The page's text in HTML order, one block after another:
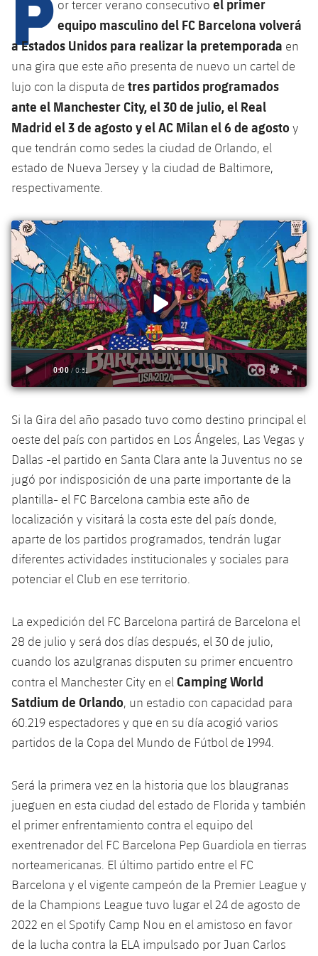
plusicon
más
Instalaciones
Spotify Camp Nou
Palau Blaugrana
Barça Cafe
Ciutat Esportiva
La Masia
plusicon
más
Servicios
Servicios Médicos
Accesibilidad
plusicon
más
Acreditaciones
Instalaciones
SUB13
SUB12
SUB11 A
SUB11 B
SUB10 A
SUB9 A
SUB9 B
SUB8 A
SUB8 B
SUB13 B
SUB12 C
SUB11 C
Entradas
Gameday Shows
Resultados
Clasificación
Fotos
Historia
Palmarés
Base
Barça Atlètic
Junior
Cadete A
Cadete B
Infantil A
Infantil B
Mini
Campus Verano
PLUSICON
MÁS
Primer Equipo
plusicon
más
Calendario
Entradas
Resultados
Clasificaciones
Jugadores
Fotos
Historia
Barça Atlètic
plusicon
más
Calendario
Resultados
Clasificaciones
Jugadores
Fotos
Base
plusicon
más
Juvenil
Cadete A
Cadete B
Infantil A
Infantil B
Primer equipo
plusicon
más
Actualidad
Calendario
Entradas
Resultados
Clasificaciones
Jugadors
Fotos
Palmarés
Historia
Barça Atlètic
plusicon
más
Actualidad
Calendario
Resultados
Jugadores
Clasificaciones
Base
plusicon
más
Actualidad
Juvenil
Cadete
Infantil
Alevín
Campus Verano
Primer equipo
plusicon
más
Actualidad
Calendario
Entradas
Resultados
Jugadores
Fotos
Historia
Palmarés
Barça Atlètic
plusicon
más
Actualidad
Calendario
Resultados
Jugadores
Clasificaciones
plusicon
más
Actualidad
Barça C
Junior
Juvenil
Infantil
Alevín
Campus Verano
Información general
plusicon
más
Noticias
Atletismo
plusicon
más
Actualidad
Masculino
Agenda
Baloncesto en silla de ruedas
plusicon
más
Actualidad
Calendario
Resultados
Clasificaciones
Hockey sobre hielo
plusicon
más
Actualidad
Jugadores
Calendario
Resultados
Clasificaciones
Hockey hierba
plusicon
más
Noticias
Hockey Hierba Masculino
Hockey Hierba Femenino
Patinaje artístico
plusicon
más
Actualidad
Plantilla
Agenda
Escuela de Patinaje
Rugby
plusicon
más
Actualidad
Voleibol
plusicon
más
or tercer verano consecutivo el primer
equipo masculino del FC Barcelona volverá
a Estados Unidos para realizar la pretemporada en
una gira que este año presenta de nuevo un cartel de
lujo con la disputa de tres partidos programados
ante el Manchester City, el 30 de julio, el Real
Madrid el 3 de agosto y el AC Milan el 6 de agosto y
que tendrán como sedes la ciudad de Orlando, el
estado de Nueva Jersey y la ciudad de Baltimore,
respectivamente.
Si la Gira del año pasado tuvo como destino principal el
oeste del país con partidos en Los Ángeles, Las Vegas y
Dallas -el partido en Santa Clara ante la Juventus no se
jugó por indisposición de una parte importante de la
plantilla- el FC Barcelona cambia este año de
localización y visitará la costa este del país donde,
aparte de los partidos programados, tendrán lugar
diferentes actividades institucionales y sociales para
potenciar el Club en ese territorio.
La expedición del FC Barcelona partirá de Barcelona el
28 de julio y será dos días después, el 30 de julio,
cuando los azulgranas disputen su primer encuentro
contra el Manchester City en el Camping World
Satdium de Orlando, un estadio con capacidad para
60.219 espectadores y que en su día acogió varios
partidos de la Copa del Mundo de Fútbol de 1994.
Será la primera vez en la historia que los blaugranas
jueguen en esta ciudad del estado de Florida y también
el primer enfrentamiento contra el equipo del
exentrenador del FC Barcelona Pep Guardiola en tierras
norteamericanas. El último partido entre el FC
Barcelona y el vigente campeón de la Premier League y
de la Champions League tuvo lugar el 24 de agosto de
2022 en el Spotify Camp Nou en el amistoso en favor
de la lucha contra la ELA impulsado por Juan Carlos